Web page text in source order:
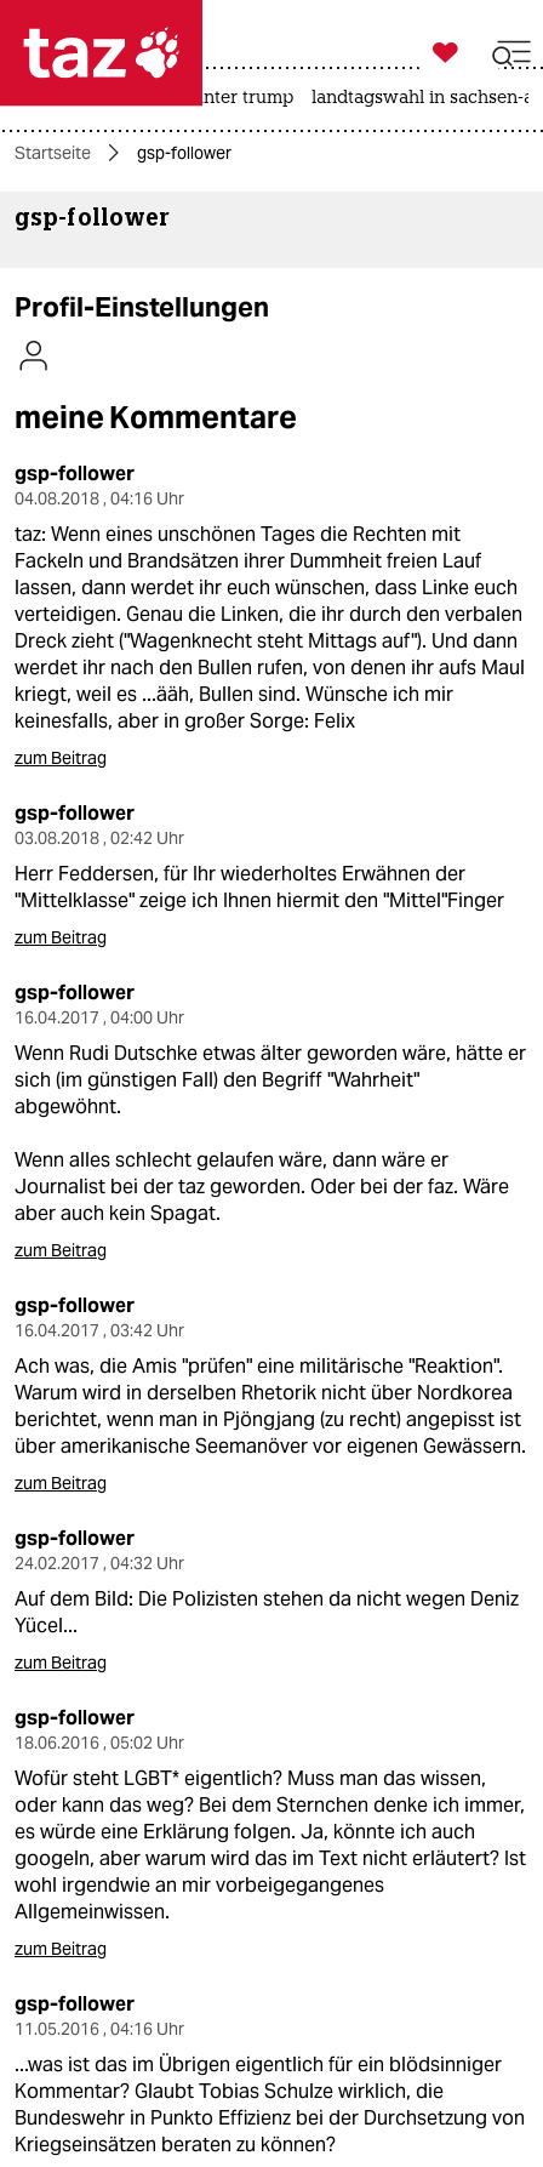
 taz zahl ich
taz zahl ich
themen
kultur
sport
berlin
nord
wahrheit
verlag
verlag
veranstaltungen
shop
fragen & hilfe
unterstützen
abo
genossenschaft
epaper login

taz zahl ich
usa unter trump landtagswahl in sachsen-
Startseite gsp-follower
gsp-follower
Profil-Einstellungen
meine Kommentare
gsp-follower
04.08.2018 , 04:16 Uhr
taz: Wenn eines unschönen Tages die Rechten mit
Fackeln und Brandsätzen ihrer Dummheit freien Lauf
lassen, dann werdet ihr euch wünschen, dass Linke euch
verteidigen. Genau die Linken, die ihr durch den verbalen
Dreck zieht ("Wagenknecht steht Mittags auf"). Und dann
werdet ihr nach den Bullen rufen, von denen ihr aufs Maul
kriegt, weil es ...ääh, Bullen sind. Wünsche ich mir
keinesfalls, aber in großer Sorge: Felix
zum Beitrag
gsp-follower
03.08.2018 , 02:42 Uhr
Herr Feddersen, für Ihr wiederholtes Erwähnen der
"Mittelklasse" zeige ich Ihnen hiermit den "Mittel"Finger
zum Beitrag
gsp-follower
16.04.2017 , 04:00 Uhr
Wenn Rudi Dutschke etwas älter geworden wäre, hätte er
sich (im günstigen Fall) den Begriff "Wahrheit"
abgewöhnt.
Wenn alles schlecht gelaufen wäre, dann wäre er
Journalist bei der taz geworden. Oder bei der faz. Wäre
aber auch kein Spagat.
zum Beitrag
gsp-follower
16.04.2017 , 03:42 Uhr
Ach was, die Amis "prüfen" eine militärische "Reaktion".
Warum wird in derselben Rhetorik nicht über Nordkorea
berichtet, wenn man in Pjöngjang (zu recht) angepisst ist
über amerikanische Seemanöver vor eigenen Gewässern.
zum Beitrag
gsp-follower
24.02.2017 , 04:32 Uhr
Auf dem Bild: Die Polizisten stehen da nicht wegen Deniz
Yücel...
zum Beitrag
gsp-follower
18.06.2016 , 05:02 Uhr
Wofür steht LGBT* eigentlich? Muss man das wissen,
oder kann das weg? Bei dem Sternchen denke ich immer,
es würde eine Erklärung folgen. Ja, könnte ich auch
googeln, aber warum wird das im Text nicht erläutert? Ist
wohl irgendwie an mir vorbeigegangenes
Allgemeinwissen.
zum Beitrag
gsp-follower
11.05.2016 , 04:16 Uhr
...was ist das im Übrigen eigentlich für ein blödsinniger
Kommentar? Glaubt Tobias Schulze wirklich, die
Bundeswehr in Punkto Effizienz bei der Durchsetzung von
Kriegseinsätzen beraten zu können?